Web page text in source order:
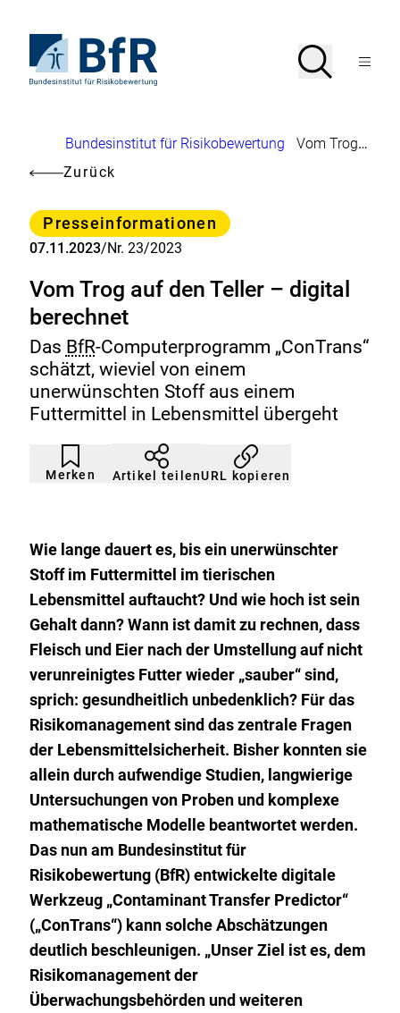
Seiteninhalt
springenStartseite
von
Suche
SucheMenü
Brotkrumennavigation
Bundesinstitut für Risikobewertung
Vom Trog auf den Teller – digital berechnet
Zurück
Kategorie
Presseinformationen
07.11.2023/Nr. 23/2023
Vom Trog auf den Teller – digital
berechnet
Das BfR-Computerprogramm „ConTrans“
schätzt, wieviel von einem
unerwünschten Stoff aus einem
Futtermittel in Lebensmittel übergeht
Merken
Artikel
nicht
gemerkt
Durch
Klicken
der
Artikel teilenURL kopieren
Wie lange dauert es, bis ein unerwünschter
Stoff im Futtermittel im tierischen
Lebensmittel auftaucht? Und wie hoch ist sein
Gehalt dann? Wann ist damit zu rechnen, dass
Fleisch und Eier nach der Umstellung auf nicht
verunreinigtes Futter wieder „sauber“ sind,
sprich: gesundheitlich unbedenklich? Für das
Risikomanagement sind das zentrale Fragen
der Lebensmittelsicherheit. Bisher konnten sie
allein durch aufwendige Studien, langwierige
Untersuchungen von Proben und komplexe
mathematische Modelle beantwortet werden.
Das nun am Bundesinstitut für
Risikobewertung (BfR) entwickelte digitale
Werkzeug „Contaminant Transfer Predictor“
(„ConTrans“) kann solche Abschätzungen
deutlich beschleunigen. „Unser Ziel ist es, dem
Risikomanagement der
Überwachungsbehörden und weiteren